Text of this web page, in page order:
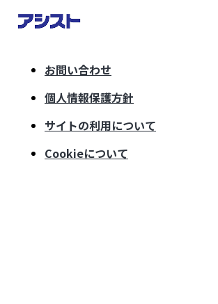
お問い合わせ
個人情報保護方針
サイトの利用について
Cookieについて